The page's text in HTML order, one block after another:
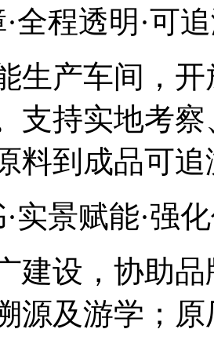
全程透明·可
生产车间，
支持实地考
料到成品可
实景赋能·强
建设，协助
源及游学；